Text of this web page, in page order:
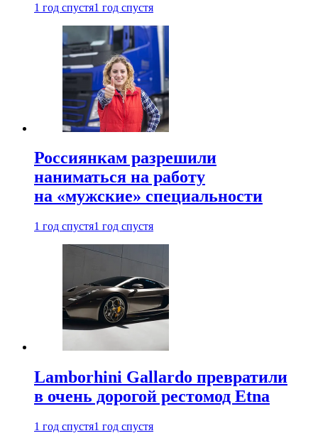
1 год спустя1 год спустя
Россиянкам разрешили
наниматься на работу
на «мужские» специальности
1 год спустя1 год спустя
Lamborhini Gallardo превратили
в очень дорогой рестомод Etna
1 год спустя1 год спустя